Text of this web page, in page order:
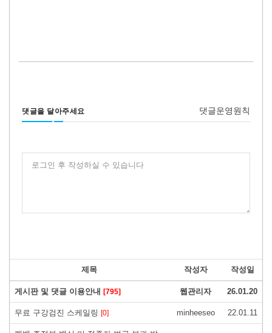
댓글을 달아주세요 댓글운영원칙
로그인 후 작성하실 수 있습니다
제목 작성자 작성일
게시판 및 댓글 이용안내 [795] 웹관리자 26.01.20
무료 구강검진 스케일링 [0] minheeseo 22.01.11